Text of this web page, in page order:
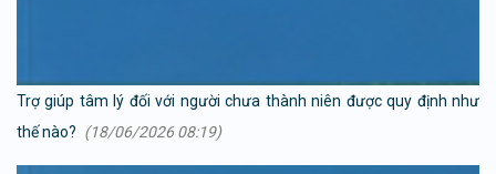
Trợ giúp tâm lý đối với người chưa thành niên được quy định như
thế nào? (18/06/2026 08:19)